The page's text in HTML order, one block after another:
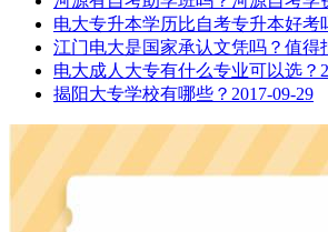
电大专升本学历比自考专升本好考
江门电大是国家承认文凭吗？值得
电大成人大专有什么专业可以选？
揭阳大专学校有哪些？ 2017-09-29